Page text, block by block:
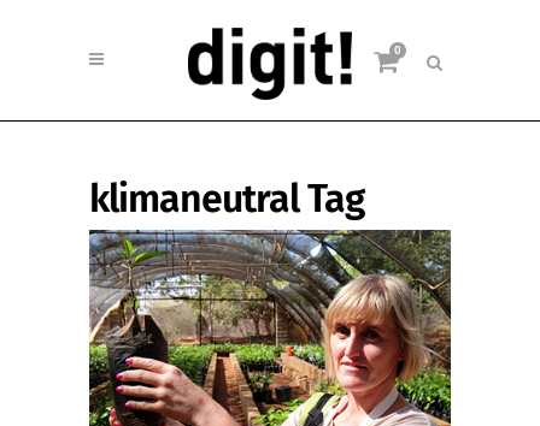
0
klimaneutral Tag